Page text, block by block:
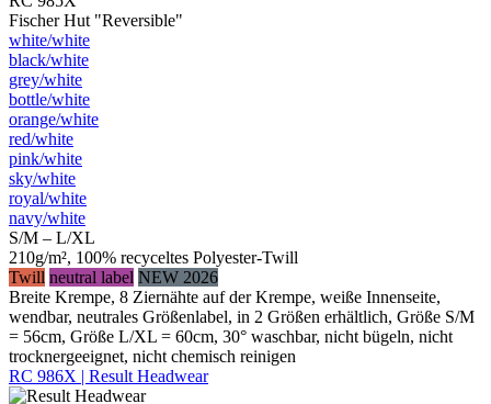
Fischer Hut "Reversible"
white/​white
black/​white
grey/​white
bottle/​white
orange/​white
red/​white
pink/​white
sky/​white
royal/​white
navy/​white
S/M – L/XL
210g/m², 100% recyceltes Polyester-Twill
Twill neutral label NEW 2026
Breite Krempe, 8 Ziernähte auf der Krempe, weiße Innenseite,
wendbar, neutrales Größenlabel, in 2 Größen erhältlich, Größe S/M
= 56cm, Größe L/XL = 60cm, 30° waschbar, nicht bügeln, nicht
trocknergeeignet, nicht chemisch reinigen
RC 986X | Result Headwear